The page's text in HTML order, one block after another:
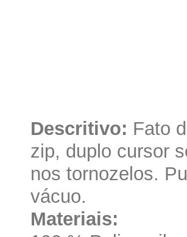
Descritivo: Fato
zip, duplo cursor
nos tornozelos.
vácuo.
Materiais: